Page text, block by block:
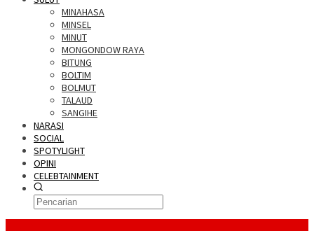
MINAHASA
MINSEL
MINUT
MONGONDOW RAYA
BITUNG
BOLTIM
BOLMUT
TALAUD
SANGIHE
NARASI
SOCIAL
SPOTYLIGHT
OPINI
CELEBTAINMENT